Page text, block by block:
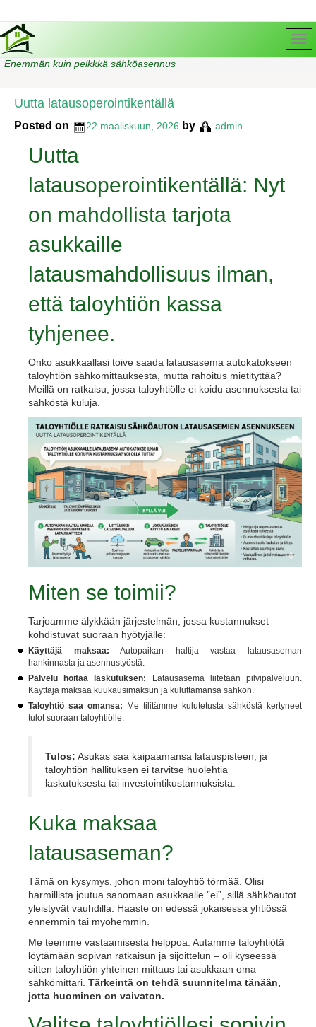
Enemmän kuin pelkkkä sähköasennus
Uutta latausoperointikentällä
Posted on 22 maaliskuun, 2026 by admin
Uutta
latausoperointikentällä: Nyt
on mahdollista tarjota
asukkaille
latausmahdollisuus ilman,
että taloyhtiön kassa
tyhjenee.
Onko asukkaallasi toive saada latausasema autokatokseen
taloyhtiön sähkömittauksesta, mutta rahoitus mietityttää?
Meillä on ratkaisu, jossa taloyhtiölle ei koidu asennuksesta tai
sähköstä kuluja.
Miten se toimii?
Tarjoamme älykkään järjestelmän, jossa kustannukset
kohdistuvat suoraan hyötyjälle:
Käyttäjä maksaa: Autopaikan haltija vastaa latausaseman
hankinnasta ja asennustyöstä.
Palvelu hoitaa laskutuksen:
Latausasema liitetään pilvipalveluun.
Käyttäjä maksaa kuukausimaksun ja kuluttamansa sähkön.
Taloyhtiö saa omansa: Me tilitämme kulutetusta sähköstä kertyneet
tulot suoraan taloyhtiölle.
Tulos: Asukas saa kaipaamansa latauspisteen, ja
taloyhtiön hallituksen ei tarvitse huolehtia
laskutuksesta tai investointikustannuksista.
Kuka maksaa
latausaseman?
Tämä on kysymys, johon moni taloyhtiö törmää. Olisi
harmillista joutua sanomaan asukkaalle ”ei”, sillä sähköautot
yleistyvät vauhdilla. Haaste on edessä jokaisessa yhtiössä
ennemmin tai myöhemmin.
Me teemme vastaamisesta helppoa. Autamme taloyhtiötä
löytämään sopivan ratkaisun ja sijoittelun – oli kyseessä
sitten taloyhtiön yhteinen mittaus tai asukkaan oma
sähkömittari. Tärkeintä on tehdä suunnitelma tänään,
jotta huominen on vaivaton.